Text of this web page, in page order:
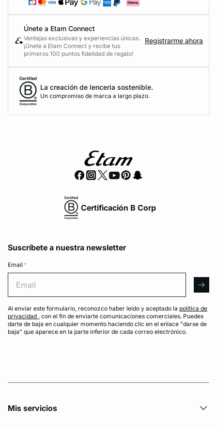
Únete a Etam Connect
Ventajas exclusivas y experiencias únicas.
¡Únete a Etam Connect y recibe tus
primeros 100 puntos fidelidad de regalo!
Registrarme ahora
La creación de lencería sostenible.
Un compromiso de marca a largo plazo.
Certificación B Corp
Suscríbete a nuestra newsletter
Email *
Al enviar este formulario, reconozco haber leído y aceptado la política de
privacidad , con el fin de enviarte comunicaciones comerciales. Puedes
darte de baja en cualquier momento haciendo clic en el enlace "darse de
baja" que aparece en la parte inferior de cada correo electrónico.
Mis servicios